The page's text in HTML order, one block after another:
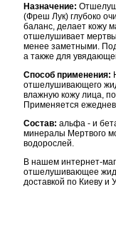
Назначение:
(Фреш Лук) глубоко
баланс, делает кожу
отшелушивает
менее заметными.
а также для
Способ применения:
отшелушивающего
влажную кожу лица,
Применяется
Состав: альфа - и
минералы Мертвого
водорослей.
В нашем интернет-
отшелушивающее
доставкой по Киеву и